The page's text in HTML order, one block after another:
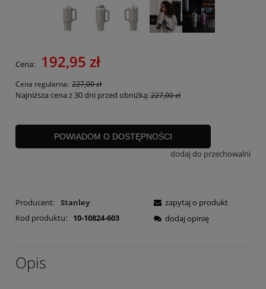
Cena: 192,95 zł
Cena regularna: 227,00 zł
Najniższa cena z 30 dni przed obniżką:227,00 zł
POWIADOM O DOSTĘPNOŚCI
dodaj do przechowalni
Producent: Stanley
Kod produktu:
10-10824-603
zapytaj o produkt
dodaj opinię
Opis